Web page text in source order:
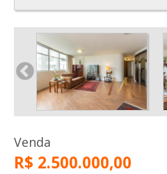
Venda
R$ 2.500.000,00